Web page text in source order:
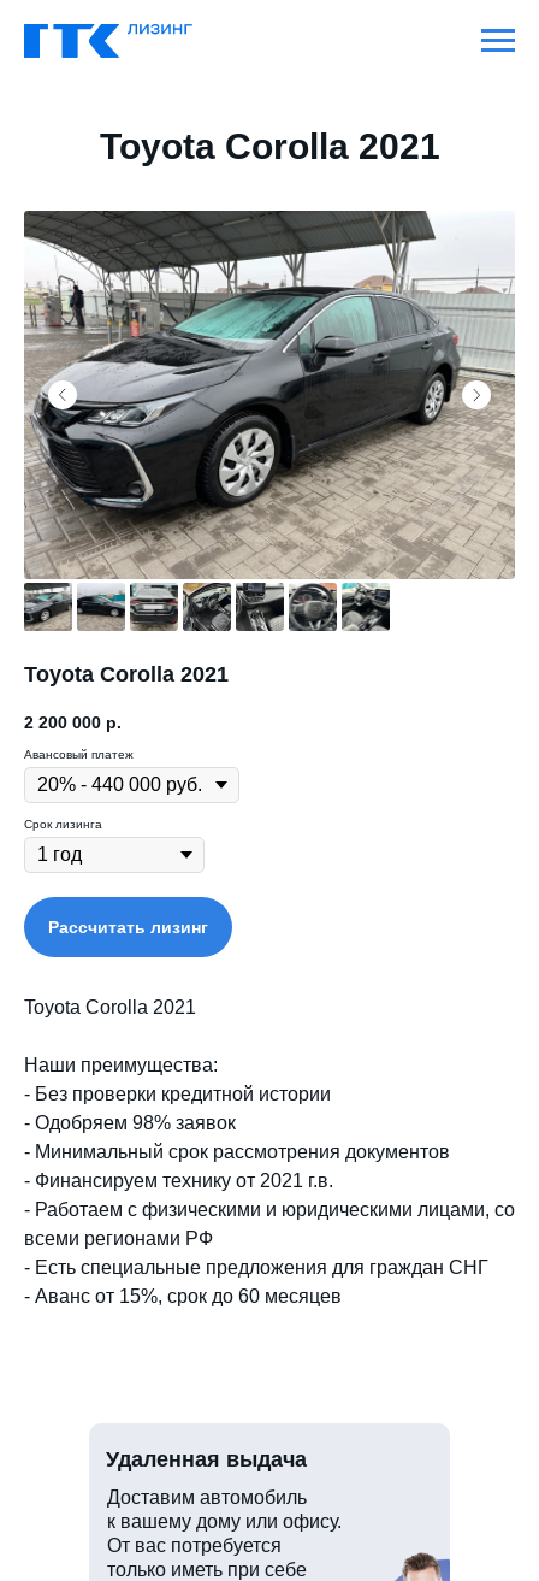
Toyota Corolla 2021
Toyota Corolla 2021
2 200 000 р.
Авансовый платеж
Срок лизинга
Рассчитать лизинг
Toyota Corolla 2021
Наши преимущества:
- Без проверки кредитной истории
- Одобряем 98% заявок
- Минимальный срок рассмотрения документов
- Финансируем технику от 2021 г.в.
- Работаем с физическими и юридическими лицами, со
всеми регионами РФ
- Есть специальные предложения для граждан СНГ
- Аванс от 15%, срок до 60 месяцев
Доставим автомобиль
к вашему дому или офису.
От вас потребуется
только иметь при себе
Удаленная выдача